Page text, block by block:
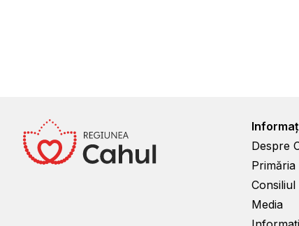
Despre
Primăria
Media